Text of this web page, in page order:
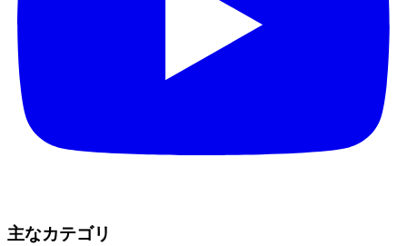
主なカテゴリ